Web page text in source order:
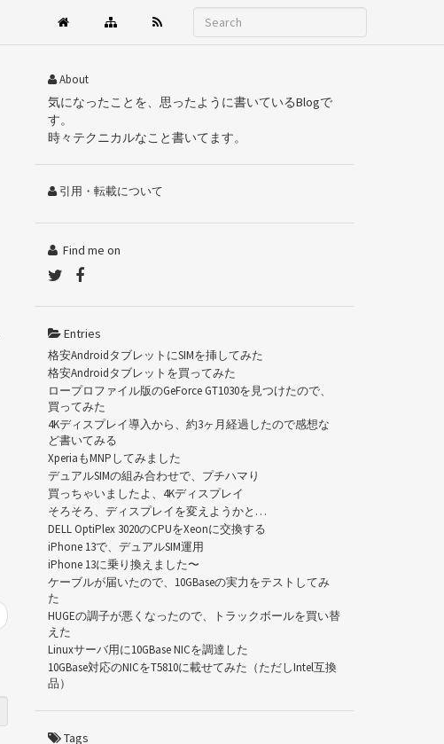
About
気になったことを、思ったように書いているBlogで
す。
時々テクニカルなこと書いてます。
引用・転載について
Find me on
Entries
格安AndroidタブレットにSIMを挿してみた
格安Androidタブレットを買ってみた
ロープロファイル版のGeForce GT1030を見つけたので、
買ってみた
4Kディスプレイ導入から、約3ヶ月経過したので感想な
ど書いてみる
XperiaもMNPしてみました
デュアルSIMの組み合わせで、プチハマり
買っちゃいましたよ、4Kディスプレイ
そろそろ、ディスプレイを変えようかと…
DELL OptiPlex 3020のCPUをXeonに交換する
iPhone 13で、デュアルSIM運用
iPhone 13に乗り換えました〜
ケーブルが届いたので、10GBaseの実力をテストしてみ
た
HUGEの調子が悪くなったので、トラックボールを買い替
えた
Linuxサーバ用に10GBase NICを調達した
10GBase対応のNICをT5810に載せてみた（ただしIntel互換
品）
Tags